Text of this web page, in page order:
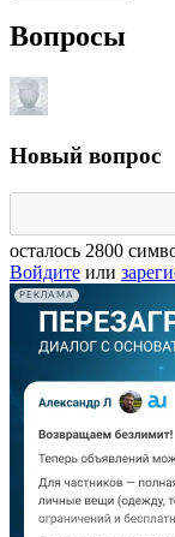
Вопросы
Новый вопрос
осталось 2800
Войдите или
РЕКЛАМА